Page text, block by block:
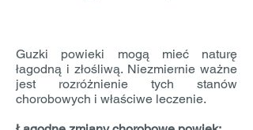
Guzki powieki mogą mieć naturę
łagodną i złośliwą. Niezmiernie ważne
jest rozróżnienie tych stanów
chorobowych i właściwe leczenie.